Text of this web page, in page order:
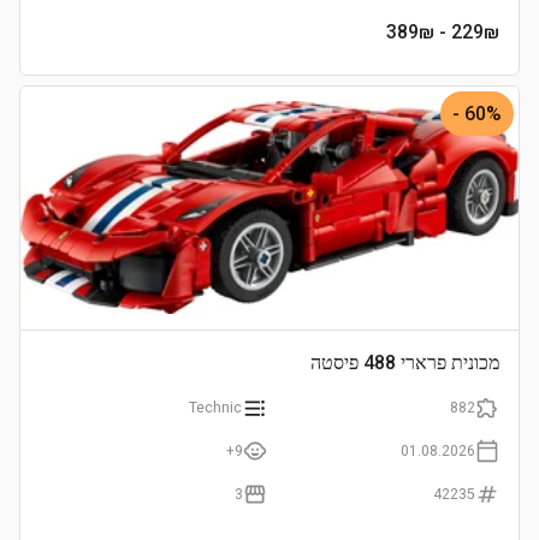
229₪
- 389₪
60% -
מכונית פרארי 488 פיסטה
882
Technic
01.08.2026
9+
42235
3